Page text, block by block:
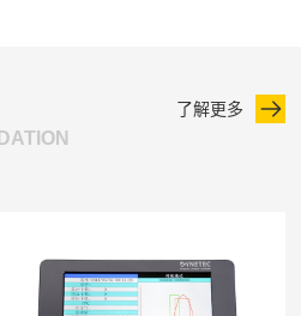
了解更多